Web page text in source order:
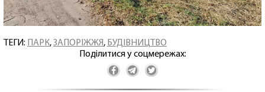
ТЕГИ: ПАРК,ЗАПОРІЖЖЯ, БУДІВНИЦТВО
Поділитися у соцмережах: